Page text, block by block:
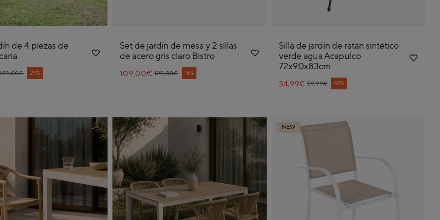
de 4 piezas de
reduced from
29%
Set de jardín de mesa y 2 sillas
de acero gris claro Bistro
Price reduced from
129,00€
to 16%
109,00€
Silla de jardín de ratán sintético
verde agua Acapulco
72x90x83cm
Price reduced from
59,99€
to 42%
34,99€
NEW